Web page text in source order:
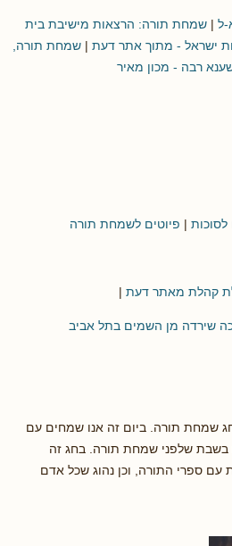
ל | שמחת תורה: הרצאות מישיבת בית
ישראל - מתוך אתר דעת | שמחת תורה,
רבה - מכון מאיר
לסוכות | פיוטים לשמחת תורה
קהלת מאתר דעת |
שירדה מן השמים בתל אביב
שמחת תורה. ביום זה אנו שמחים עם
בשבת שלפני שמחת תורה. בחג זה
עם ספרי התורה, וכן נהוג שכל אדם